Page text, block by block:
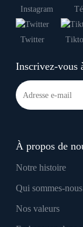
Instagram
Twitter
Inscrivez-vous
À propos de
Notre histoire
Qui sommes-
Nos valeurs